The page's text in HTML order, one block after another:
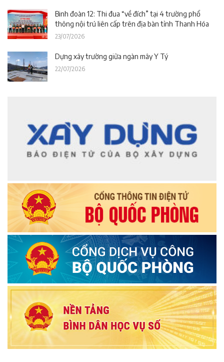
Binh đoàn 12: Thi đua “về đích” tại 4 trường phổ
thông nội trú liên cấp trên địa bàn tỉnh Thanh Hóa
23/07/2026
Dựng xây trường giữa ngàn mây Y Tý
22/07/2026